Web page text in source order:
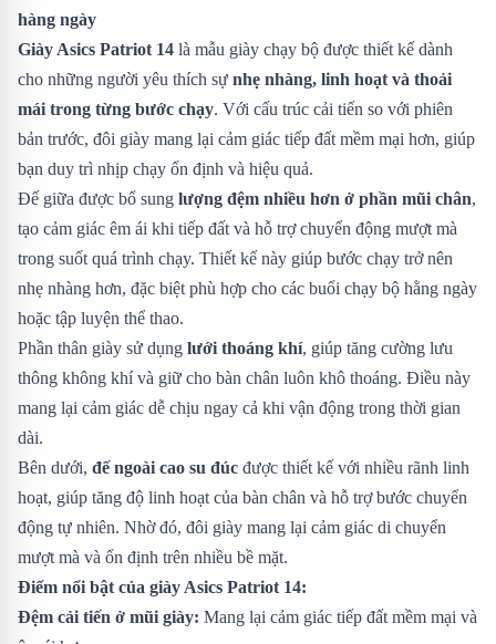
hàng ngày
Giày Asics Patriot 14 là mẫu giày chạy bộ được thiết kế dành
cho những người yêu thích sự nhẹ nhàng, linh hoạt và thoải
mái trong từng bước chạy. Với cấu trúc cải tiến so với phiên
bản trước, đôi giày mang lại cảm giác tiếp đất mềm mại hơn, giúp
bạn duy trì nhịp chạy ổn định và hiệu quả.
Đế giữa được bổ sung lượng đệm nhiều hơn ở phần mũi chân,
tạo cảm giác êm ái khi tiếp đất và hỗ trợ chuyển động mượt mà
trong suốt quá trình chạy. Thiết kế này giúp bước chạy trở nên
nhẹ nhàng hơn, đặc biệt phù hợp cho các buổi chạy bộ hằng ngày
hoặc tập luyện thể thao.
Phần thân giày sử dụng lưới thoáng khí, giúp tăng cường lưu
thông không khí và giữ cho bàn chân luôn khô thoáng. Điều này
mang lại cảm giác dễ chịu ngay cả khi vận động trong thời gian
dài.
Bên dưới, đế ngoài cao su đúc được thiết kế với nhiều rãnh linh
hoạt, giúp tăng độ linh hoạt của bàn chân và hỗ trợ bước chuyển
động tự nhiên. Nhờ đó, đôi giày mang lại cảm giác di chuyển
mượt mà và ổn định trên nhiều bề mặt.
Điểm nổi bật của giày Asics Patriot 14:
Đệm cải tiến ở mũi giày: Mang lại cảm giác tiếp đất mềm mại và